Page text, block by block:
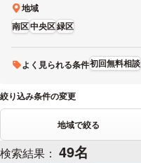
地域
南区中央区緑区
よく見られる条件初回無料相談
絞り込み条件の変更
地域で絞る
検索結果： 49名